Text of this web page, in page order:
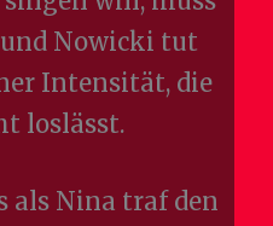
Nowicki tut
Intensität, die
loslässt.
als Nina traf den